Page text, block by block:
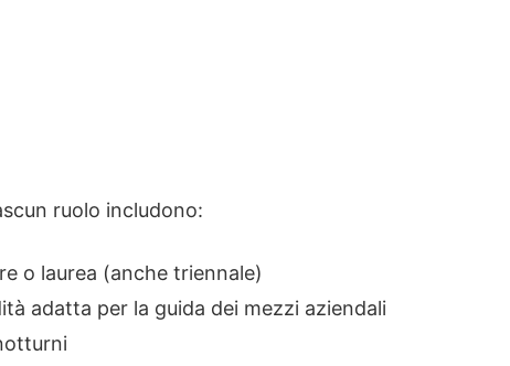
ruolo includono:
o laurea (anche triennale)
adatta per la guida dei mezzi aziendali